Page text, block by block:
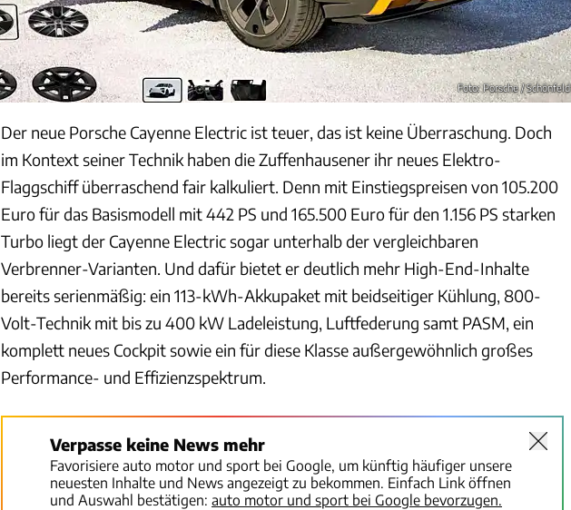
Foto: Porsche / Schönfeld
Der neue Porsche Cayenne Electric ist teuer, das ist keine Überraschung. Doch
im Kontext seiner Technik haben die Zuffenhausener ihr neues Elektro-
Flaggschiff überraschend fair kalkuliert. Denn mit Einstiegspreisen von 105.200
Euro für das Basismodell mit 442 PS und 165.500 Euro für den 1.156 PS starken
Turbo liegt der Cayenne Electric sogar unterhalb der vergleichbaren
Verbrenner-Varianten. Und dafür bietet er deutlich mehr High-End-Inhalte
bereits serienmäßig: ein 113-kWh-Akkupaket mit beidseitiger Kühlung, 800-
Volt-Technik mit bis zu 400 kW Ladeleistung, Luftfederung samt PASM, ein
komplett neues Cockpit sowie ein für diese Klasse außergewöhnlich großes
Performance- und Effizienzspektrum.
Verpasse keine News mehr
Favorisiere auto motor und sport bei Google, um künftig häufiger unsere
neuesten Inhalte und News angezeigt zu bekommen. Einfach Link öffnen
und Auswahl bestätigen: auto motor und sport bei Google bevorzugen.